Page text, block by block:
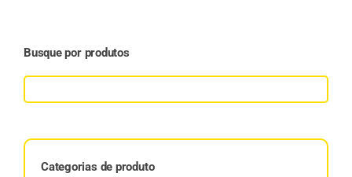
Busque por produtos
Categorias de produto